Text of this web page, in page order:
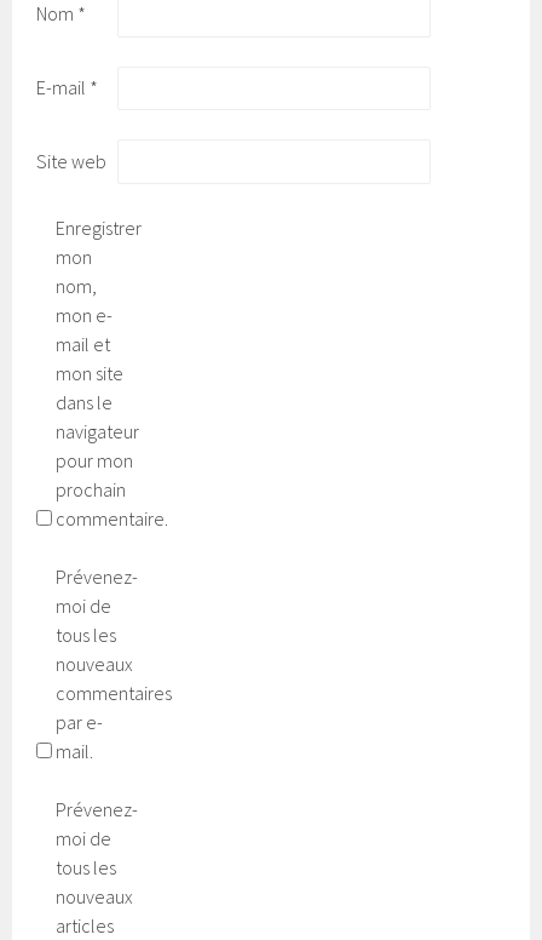
Nom *
E-mail *
Site web
Enregistrer
mon
nom,
mon e-
mail et
mon site
dans le
navigateur
pour mon
prochain
commentaire.
Prévenez-
moi de
tous les
nouveaux
commentaires
par e-
mail.
Prévenez-
moi de
tous les
nouveaux
articles